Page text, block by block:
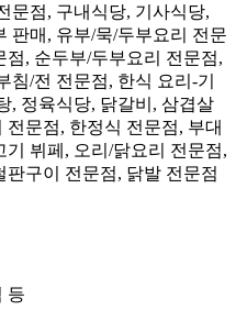
문점, 구내식당, 기사식당,
판매, 유부/묵/두부요리 전문
, 순두부/두부요리 전문점,
침/전 전문점, 한식 요리-기
, 정육식당, 닭갈비, 삼겹살
문점, 한정식 전문점, 부대
뷔페, 오리/닭요리 전문점,
구이 전문점, 닭발 전문점
등